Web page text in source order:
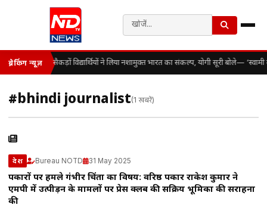
ब्रेकिंग न्यूज़ सैकड़ों विद्यार्थियों ने लिया नशामुक्त भारत का संकल्प, योगी सूरी बोले—
#bhindi journalist(1 खबरें)
देश Bureau NOTD 31 May 2025
पत्रकारों पर हमले गंभीर चिंता का विषय: वरिष्ठ पत्रकार राकेश कुमार ने
एमपी में उत्पीड़न के मामलों पर प्रेस क्लब की सक्रिय भूमिका की सराहना
की